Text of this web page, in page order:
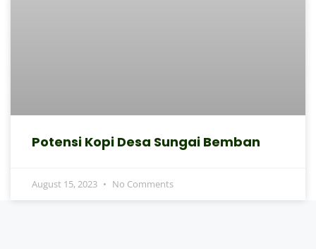
Potensi Kopi Desa Sungai Bemban
August 15, 2023 No Comments